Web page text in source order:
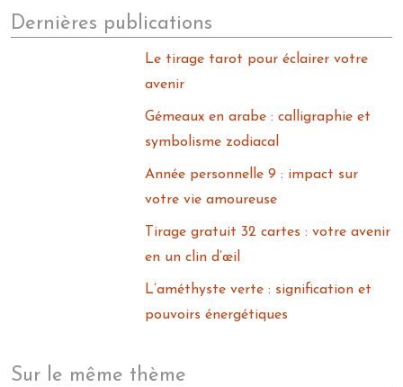
Dernières publications
Le tirage tarot pour éclairer votre
avenir
Gémeaux en arabe : calligraphie et
symbolisme zodiacal
Année personnelle 9 : impact sur
votre vie amoureuse
Tirage gratuit 32 cartes : votre avenir
en un clin d’œil
L’améthyste verte : signification et
pouvoirs énergétiques
Sur le même thème